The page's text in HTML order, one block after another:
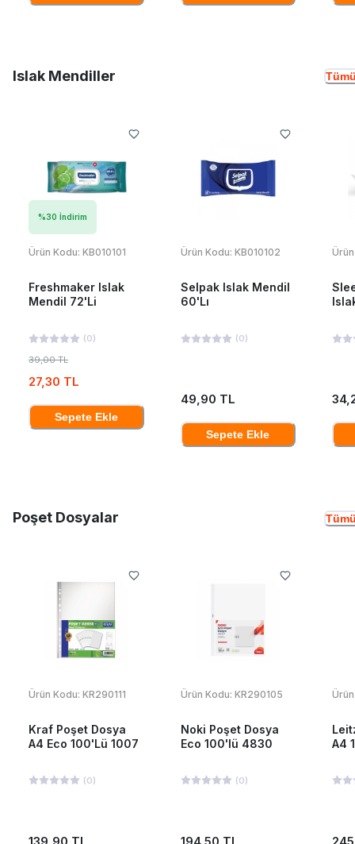
Islak Mendiller
%30 İndirim
Ürün Kodu: KB010101
Freshmaker Islak
Mendil 72'Li
(0)
39,00 TL
27,30 TL
Sepete Ekle
Ürün Kodu: KB010102
Selpak Islak Mendil
60'Lı
(0)
49,90 TL
Sepete Ekle
Poşet Dosyalar
Ürün Kodu: KR290111
Kraf Poşet Dosya
A4 Eco 100'Lü 1007
(0)
Ürün Kodu: KR290105
Noki Poşet Dosya
Eco 100'lü 4830
(0)
A4